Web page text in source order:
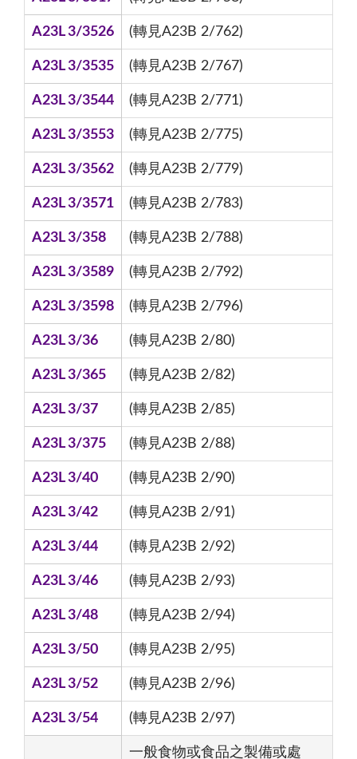
A23L 3/3526 (轉見A23B 2/762)
A23L 3/3535 (轉見A23B 2/767)
A23L 3/3544 (轉見A23B 2/771)
A23L 3/3553 (轉見A23B 2/775)
A23L 3/3562 (轉見A23B 2/779)
A23L 3/3571 (轉見A23B 2/783)
A23L 3/358 (轉見A23B 2/788)
A23L 3/3589 (轉見A23B 2/792)
A23L 3/3598 (轉見A23B 2/796)
A23L 3/36 (轉見A23B 2/80)
A23L 3/365 (轉見A23B 2/82)
A23L 3/37 (轉見A23B 2/85)
A23L 3/375 (轉見A23B 2/88)
A23L 3/40 (轉見A23B 2/90)
A23L 3/42 (轉見A23B 2/91)
A23L 3/44 (轉見A23B 2/92)
A23L 3/46 (轉見A23B 2/93)
A23L 3/48 (轉見A23B 2/94)
A23L 3/50 (轉見A23B 2/95)
A23L 3/52 (轉見A23B 2/96)
A23L 3/54 (轉見A23B 2/97)
一般食物或食品之製備或處